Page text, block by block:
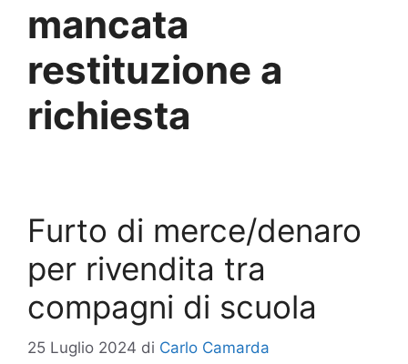
mancata
restituzione a
richiesta
Furto di merce/denaro
per rivendita tra
compagni di scuola
25 Luglio 2024 di Carlo Camarda